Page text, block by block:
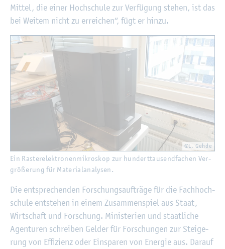
Mit­tel, die einer Hoch­schu­le zur Ver­fü­gung ste­hen, ist das
bei Wei­tem nicht zu er­rei­chen“, fügt er hinzu.
©L. Gehde
Ein Ras­ter­elek­tro­nen­mi­kro­skop zur hun­dert­tau­send­fa­chen Ver­
grö­ße­rung für Ma­te­ri­al­ana­ly­sen.
Die ent­spre­chen­den For­schungs­auf­trä­ge für die Fach­hoch­
schu­le ent­ste­hen in einem Zu­sam­men­spiel aus Staat,
Wirt­schaft und For­schung. Mi­nis­te­ri­en und staat­li­che
Agen­tu­ren schrei­ben Gel­der für For­schun­gen zur Stei­ge­
rung von Ef­fi­zi­enz oder Ein­spa­ren von En­er­gie aus. Dar­auf